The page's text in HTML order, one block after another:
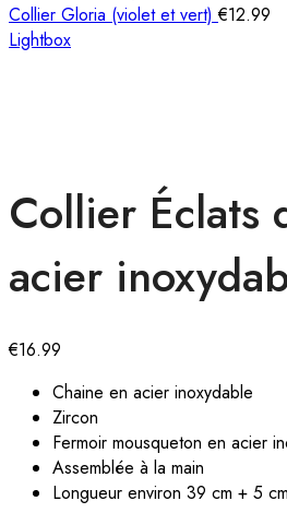
Collier Gloria (violet et vert)€12.99
Lightbox
Collier Éclats
acier
€16.99
Chaine en acier inoxydable
Zircon
Fermoir mousqueton en acier
Assemblée à la main
Longueur environ 39 cm + 5 cm